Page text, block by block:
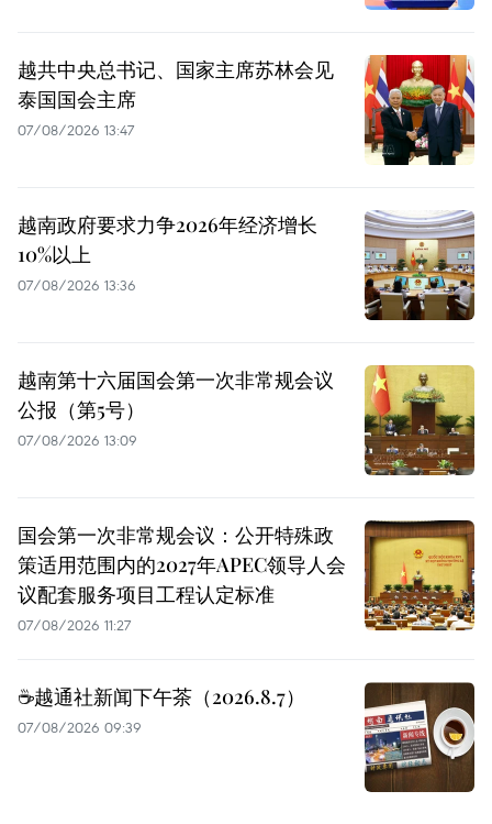
越共中央总书记、国家主席苏林会见
泰国国会主席
07/08/2026 13:47
越南政府要求力争2026年经济增长
10%以上
07/08/2026 13:36
越南第十六届国会第一次非常规会议
公报（第5号）
07/08/2026 13:09
国会第一次非常规会议：公开特殊政
策适用范围内的2027年APEC领导人会
议配套服务项目工程认定标准
07/08/2026 11:27
☕️越通社新闻下午茶（2026.8.7）
07/08/2026 09:39